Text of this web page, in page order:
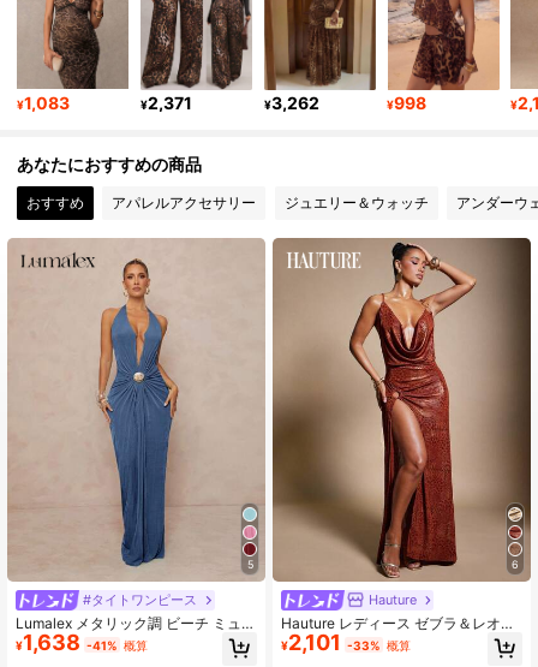
4.81 446K フォロワー
¥1,083 ¥2,371 ¥3,262 ¥998 ¥
あなたにおすすめの商品
おすすめ アパレルアクセサリー ジュエリー＆ウォッチ アンダーウ
5
#タイトワンピース
Lumalex メタリック調 ビーチ ミュー
ジックフェス Vネック エレガント フ
ァッション ワンピース レディース
¥1,638 -41% 概算
6
Hauture
Hauture レディース ゼブラ＆レオパ
ード柄 カウルネック サイドスリット
ヘム セクシーキャミソールドレス
¥2,101 -33% 概算